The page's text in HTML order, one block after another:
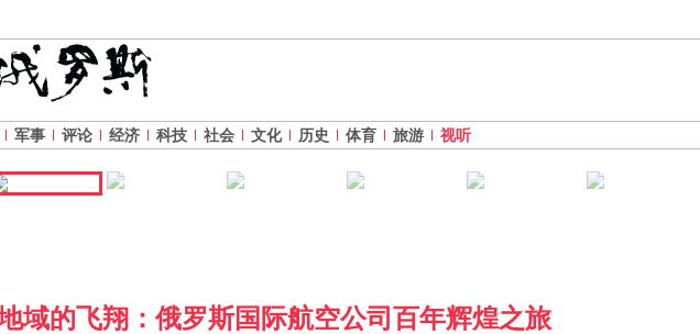
军事 评论 经济 科技 社会 文化 历史 体育 旅游 视听
域的飞翔：俄罗斯国际航空公司百年辉煌之旅